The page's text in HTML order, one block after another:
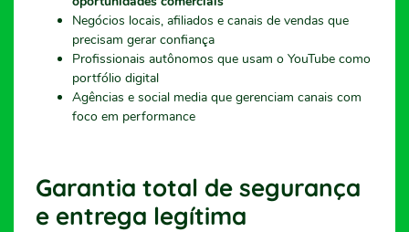
Negócios locais, afiliados e canais de vendas que
precisam gerar confiança
Profissionais autônomos que usam o YouTube como
portfólio digital
Agências e social media que gerenciam canais com
foco em performance
Garantia total de segurança
e entrega legítima